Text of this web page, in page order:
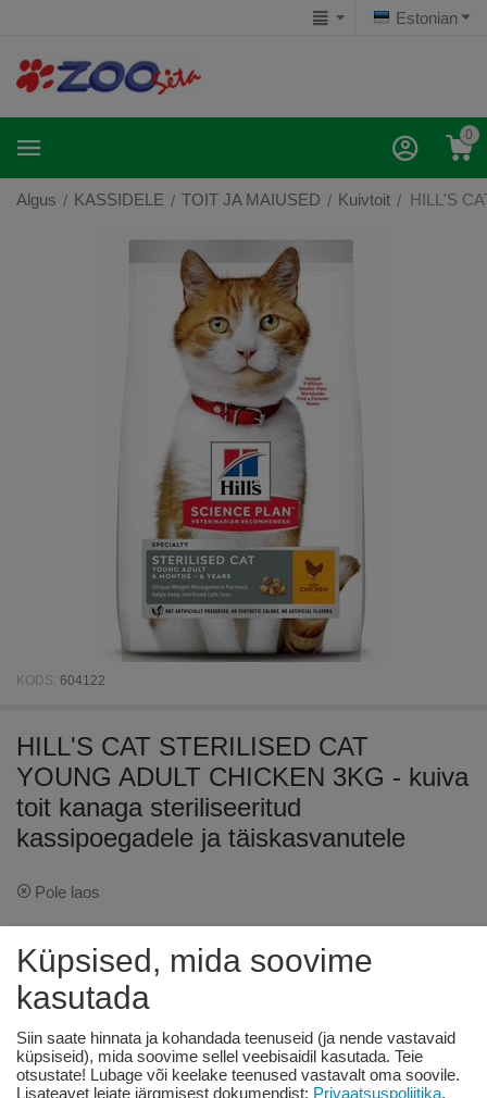
Estonian
0
Algus / KASSIDELE / TOIT JA MAIUSED / Kuivtoit / HILL'S
KODS: 604122
HILL'S CAT STERILISED CAT
YOUNG ADULT CHICKEN 3KG - kuiva
toit kanaga steriliseeritud
kassipoegadele ja täiskasvanutele
Pole laos
Toode on
07/08/2026
Lisage sooviloendisse Esita küsimus
Küpsised, mida soovime
kasutada
Siin saate hinnata ja kohandada teenuseid (ja nende vastavaid
küpsiseid), mida soovime sellel veebisaidil kasutada. Teie
otsustate! Lubage või keelake teenused vastavalt oma soovile.
Lisateavet leiate järgmisest dokumendist: Privaatsuspoliitika.